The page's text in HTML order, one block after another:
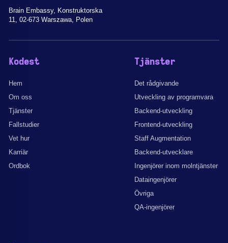
Brain Embassy, Konstruktorska
11, 02-673 Warszawa, Polen
Kodest
Hem
Om oss
Tjänster
Fallstudier
Vet hur
Karriär
Ordbok
Tjänster
Det rådgivande
Utveckling av programvara
Backend-utveckling
Frontend-utveckling
Staff Augmentation
Backend-utvecklare
Ingenjörer inom molntjänster
Dataingenjörer
Övriga
QA-ingenjörer